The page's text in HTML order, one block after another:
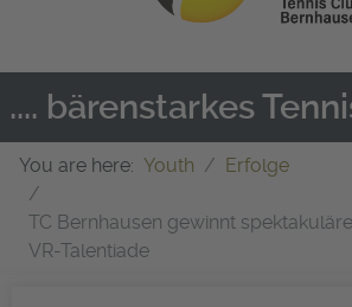
.... bärenstarkes
You are here: Youth Erfolge
TC Bernhausen gewinnt
VR-Talentiade